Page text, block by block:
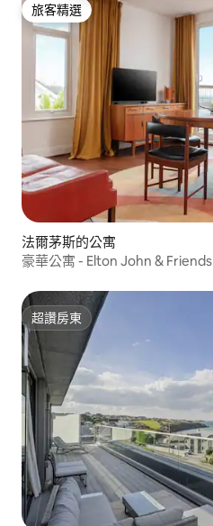
旅客精選
旅客精選
法爾茅斯的公寓
豪華公寓 - Elton John & Friends
超讚房東
超讚房東